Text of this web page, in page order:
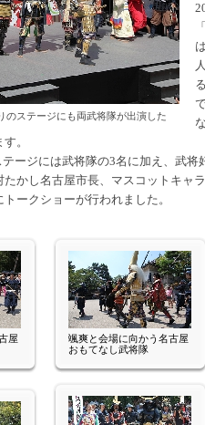
のステージにも両武将隊が出演した
。
テージには武将隊の3名に加え、武将
たかし名古屋市長、マスコットキャ
トークショーが行われました。
屋
颯爽と会場に向かう名古屋
おもてなし武将隊